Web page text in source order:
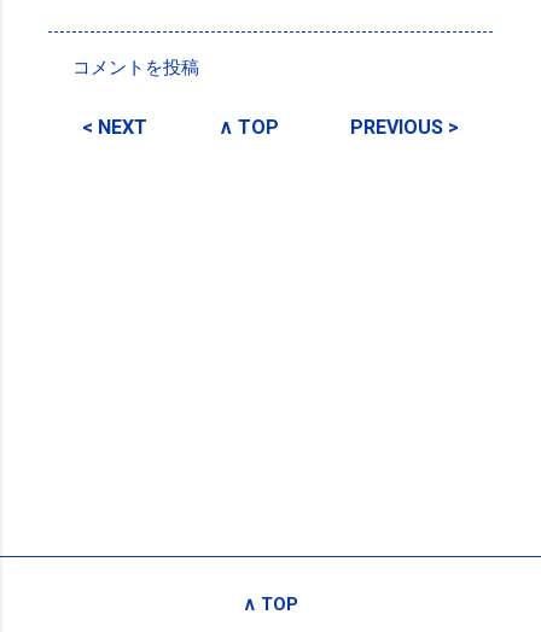
メ
コメントを投稿
< NEXT ∧ TOP PREVIOUS >
∧ TOP